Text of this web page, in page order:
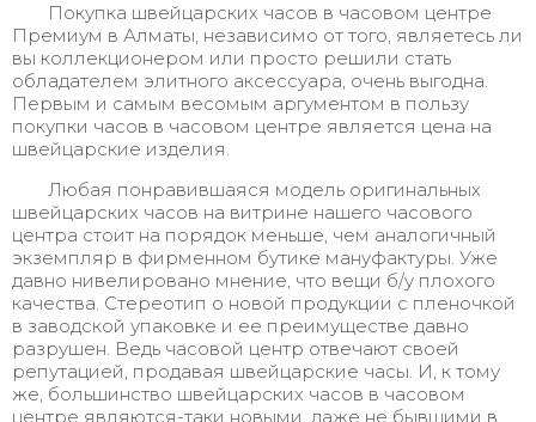
Покупка швейцарских часов в часовом центре
Премиум в Алматы, независимо от того, являетесь ли
вы коллекционером или просто решили стать
обладателем элитного аксессуара, очень выгодна.
Первым и самым весомым аргументом в пользу
покупки часов в часовом центре является цена на
швейцарские изделия.
Любая понравившаяся модель оригинальных
швейцарских часов на витрине нашего часового
центра стоит на порядок меньше, чем аналогичный
экземпляр в фирменном бутике мануфактуры. Уже
давно нивелировано мнение, что вещи б/у плохого
качества. Стереотип о новой продукции с пленочкой
в заводской упаковке и ее преимуществе давно
разрушен. Ведь часовой центр отвечают своей
репутацией, продавая швейцарские часы. И, к тому
же, большинство швейцарских часов в часовом
центре являются-таки новыми, даже не бывшими в